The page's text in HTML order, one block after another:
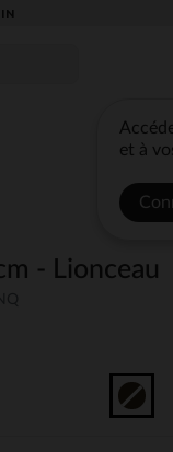
et à
- Lionceau